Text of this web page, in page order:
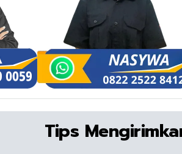
Tips